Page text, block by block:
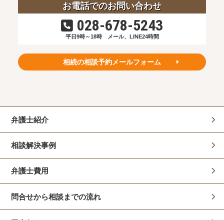
お電話でのお問い合わせ
028-678-5243
平日9時～18時 メール、LINE24時間
相続の相談予約メールフォーム
弁護士紹介
相談解決事例
弁護士費用
問合せから相談までの流れ